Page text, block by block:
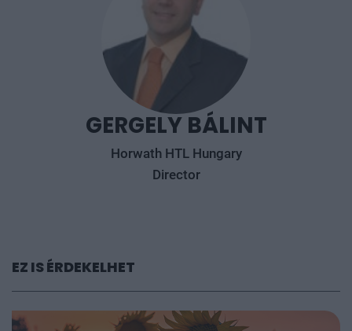
GERGELY BÁLINT
Horwath HTL Hungary
Director
EZ IS ÉRDEKELHET